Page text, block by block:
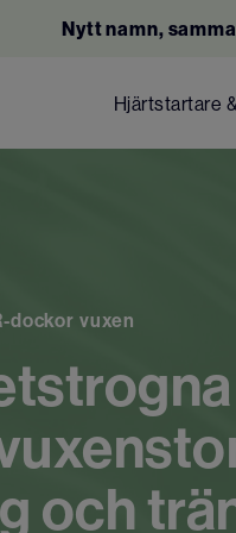
Nytt namn,
Hjärtstartare
dockor vuxen
och